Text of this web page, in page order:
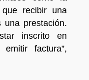
que recibir una
prestación.
inscrito en
factura”,